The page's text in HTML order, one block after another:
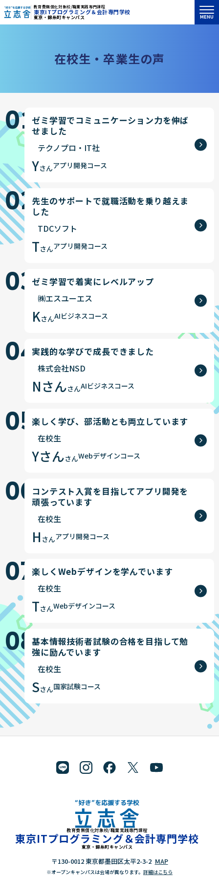
"好き"を応援する学校 立志舎
教育費無償化対象校/職業実践専門課程
東京ITプログラミング＆会計専門学校
東京・錦糸町キャンパス MENU
在校生 ・卒業生の声
01ゼミ学習でコミュニケーション力を伸ば
せました
テクノプロ・IT社
Yさんアプリ開発コース
02先生のサポートで就職活動を乗り越えま
した
TDCソフト
Tさんアプリ開発コース
03ゼミ学習で着実にレベルアップ
㈱エスユーエス
KさんAIビジネスコース
04実践的な学びで成長できました
株式会社NSD
NさんさんAIビジネスコース
05楽しく学び、部活動とも両立しています
在校生
YさんさんWebデザインコース
06コンテスト入賞を目指してアプリ開発を
頑張っています
在校生
H さんアプリ開発コース
07楽しくWebデザインを学んでいます
在校生
TさんWebデザインコース
08基本情報技術者試験の合格を目指して勉
強に励んでいます
在校生
Sさん国家試験コース
"好き"を応援する学校 立志舎
教育費無償化対象校/職業実践専門課程
東京ITプログラミング＆会計専門学校
東京・錦糸町キャンパス
〒130-0012 東京都墨田区太平2-3-2 MAP
※オープンキャンパスは会場が異なります。 詳細はこちら